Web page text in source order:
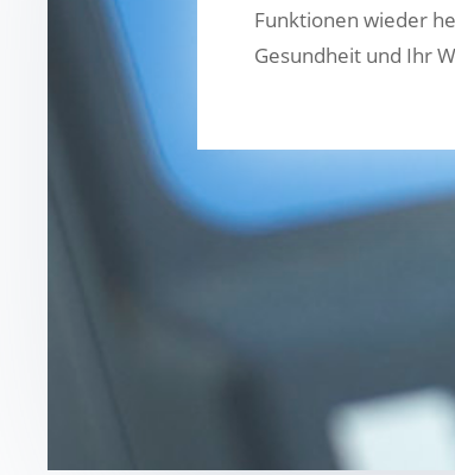
Funktionen wieder
Gesundheit und Ihr